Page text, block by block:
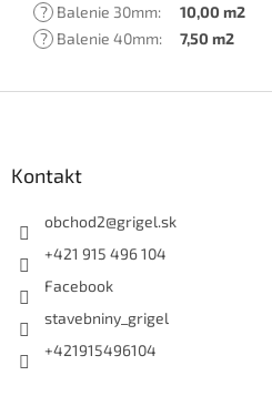
? Balenie 30mm:
10,00 m2
? Balenie 40mm: 7,50 m2
Kontakt
obchod2@grigel.sk
+421 915 496 104
Facebook
stavebniny_grigel
+421915496104